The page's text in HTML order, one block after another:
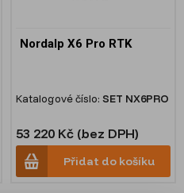
Nordalp X6 Pro RTK
Katalogové číslo: SET NX6PRO
53 220 Kč (bez DPH)
Přidat do košíku